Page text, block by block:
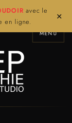
avec le
en ligne.
×
MENU